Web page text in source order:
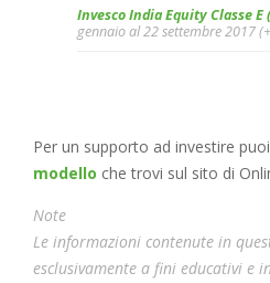
Invesco India Equity Classe E
gennaio al 22 settembre 2017
Per un supporto ad investire
modello che trovi sul sito di
Note
Le informazioni contenute in
esclusivamente a fini educativi e